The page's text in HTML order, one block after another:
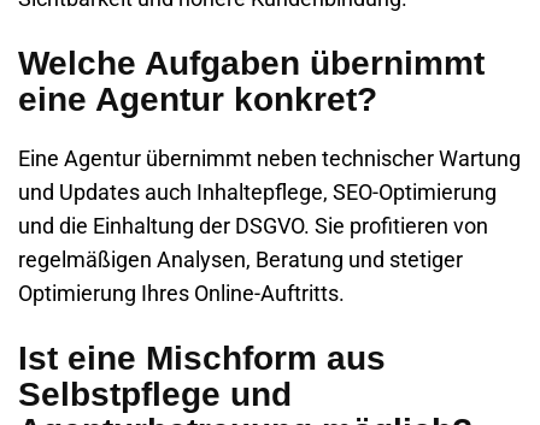
Welche Aufgaben übernimmt
eine Agentur konkret?
Eine Agentur übernimmt neben technischer Wartung
und Updates auch Inhaltepflege, SEO-Optimierung
und die Einhaltung der DSGVO. Sie profitieren von
regelmäßigen Analysen, Beratung und stetiger
Optimierung Ihres Online-Auftritts.
Ist eine Mischform aus
Selbstpflege und